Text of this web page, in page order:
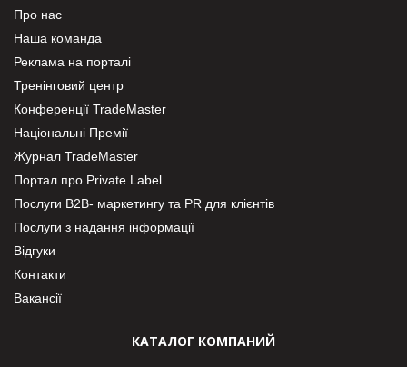
Про нас
Наша команда
Реклама на порталі
Тренінговий центр
Конференції TradeMaster
Національні Премії
Журнал TradeMaster
Портал про Private Label
Послуги В2В- маркетингу та PR для клієнтів
Послуги з надання інформації
Відгуки
Контакти
Вакансії
КАТАЛОГ КОМПАНИЙ